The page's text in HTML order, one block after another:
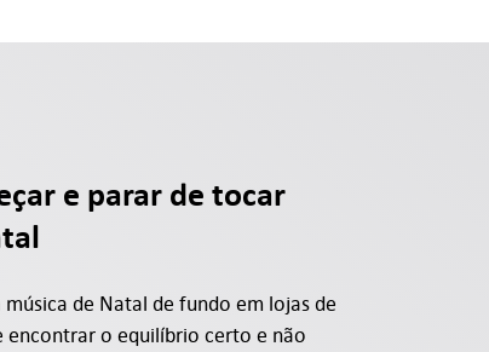
e parar de tocar
de Natal de fundo em lojas de
o equilíbrio certo e não